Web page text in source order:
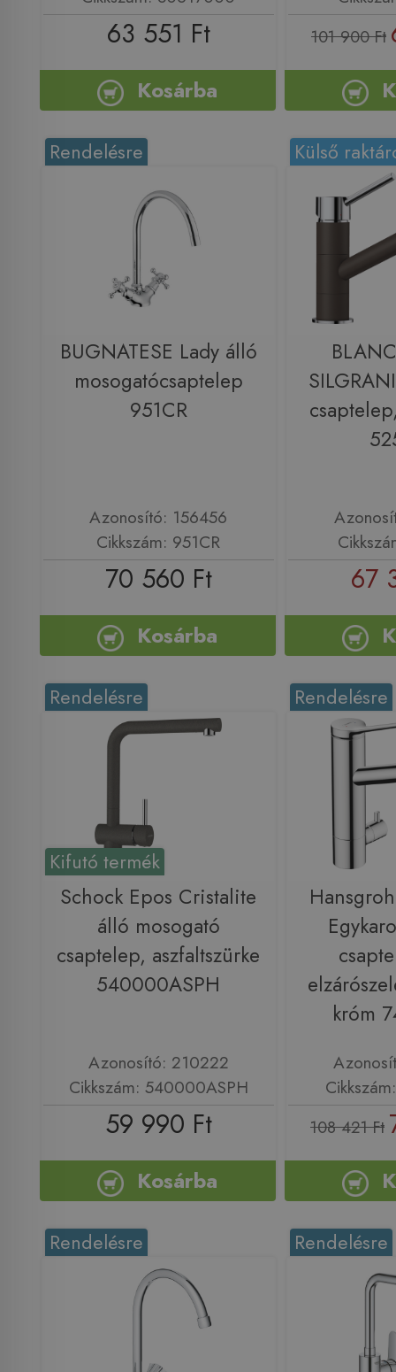
63 551 Ft
Kosárba
101 900 Ft
Rendelésre
BUGNATESE Lady álló
mosogatócsaptelep
951CR
Azonosító: 156456
Cikkszám: 951CR
70 560 Ft
Kosárba
Külső
67
Kifutó termék
Rendelésre
Schock Epos Cristalite
álló mosogató
csaptelep, aszfaltszürke
540000ASPH
Azonosító: 210222
Cikkszám: 540000ASPH
59 990 Ft
Kosárba
Rendelésre
króm
108 421 Ft
Rendelésre Rendelésre